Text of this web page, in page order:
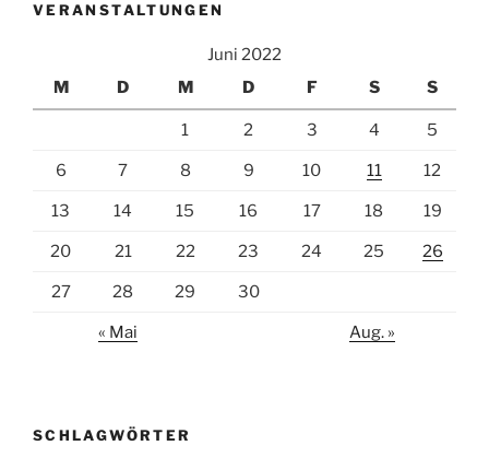
VERANSTALTUNGEN
Juni 2022
M
D M D F S S
1 2 3 4 5
6 7 8 9 10 11 12
13 14 15 16 17 18 19
20 21 22 23 24 25 26
27 28 29 30
« Mai Aug. »
SCHLAGWÖRTER